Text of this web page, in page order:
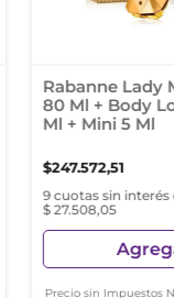
Rabanne Lady
80 Ml + Body
Ml + Mini 5 Ml
$247.572,51
9 cuotas sin interés
$ 27.508,05
Precio sin Impuestos